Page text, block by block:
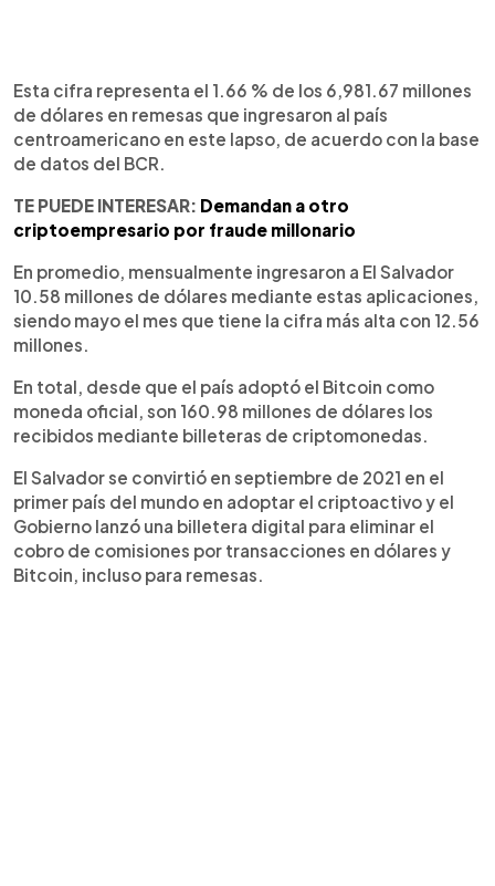
Esta cifra representa el 1.66 % de los 6,981.67 millones
de dólares en remesas que ingresaron al país
centroamericano en este lapso, de acuerdo con la base
de datos del BCR.
TE PUEDE INTERESAR: Demandan a otro
criptoempresario por fraude millonario
En promedio, mensualmente ingresaron a El Salvador
10.58 millones de dólares mediante estas aplicaciones,
siendo mayo el mes que tiene la cifra más alta con 12.56
millones.
En total, desde que el país adoptó el Bitcoin como
moneda oficial, son 160.98 millones de dólares los
recibidos mediante billeteras de criptomonedas.
El Salvador se convirtió en septiembre de 2021 en el
primer país del mundo en adoptar el criptoactivo y el
Gobierno lanzó una billetera digital para eliminar el
cobro de comisiones por transacciones en dólares y
Bitcoin, incluso para remesas.